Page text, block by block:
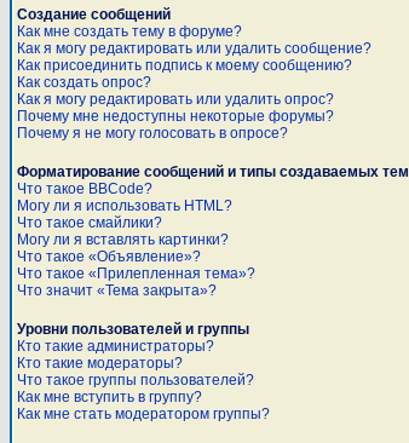
Создание сообщений
Как мне создать тему в форуме?
Как я могу редактировать или удалить сообщение?
Как присоединить подпись к моему сообщению?
Как создать опрос?
Как я могу редактировать или удалить опрос?
Почему мне недоступны некоторые форумы?
Почему я не могу голосовать в опросе?
Форматирование сообщений и типы создаваемых тем
Что такое BBCode?
Могу ли я использовать HTML?
Что такое смайлики?
Могу ли я вставлять картинки?
Что такое «Объявление»?
Что такое «Прилепленная тема»?
Что значит «Тема закрыта»?
Уровни пользователей и группы
Кто такие администраторы?
Кто такие модераторы?
Что такое группы пользователей?
Как мне вступить в группу?
Как мне стать модератором группы?